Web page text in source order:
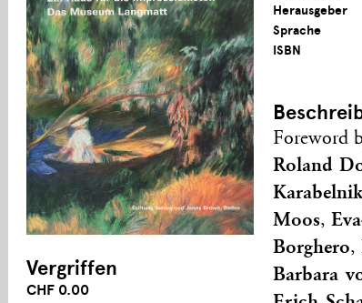
Vergriffen
CHF 0.00
Herausgeber
Sprache
ISBN
Foreword
Roland
Karabelnik
Moos,
Borghero,
Barbara